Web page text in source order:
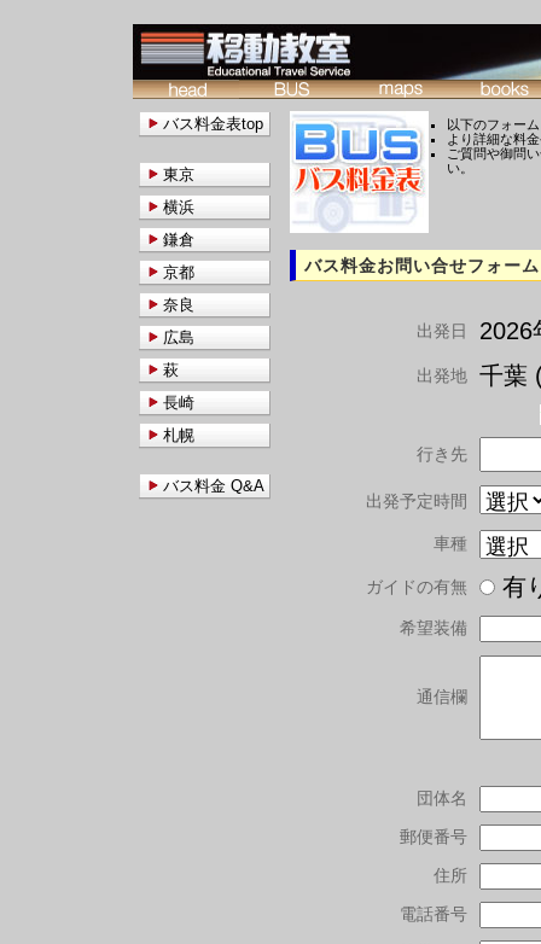
以下のフォー
より詳細な料
ご質問や御問
い。
バス料金お問い合せフォーム
出発日 2026
出発地 千葉
行き先
出発予定時間
車種
ガイドの有無
希望装備
通信欄
団体名
郵便番号
住所
電話番号
バス料金表top
東京
横浜
鎌倉
京都
奈良
広島
萩
長崎
札幌
バス料金 Q&A